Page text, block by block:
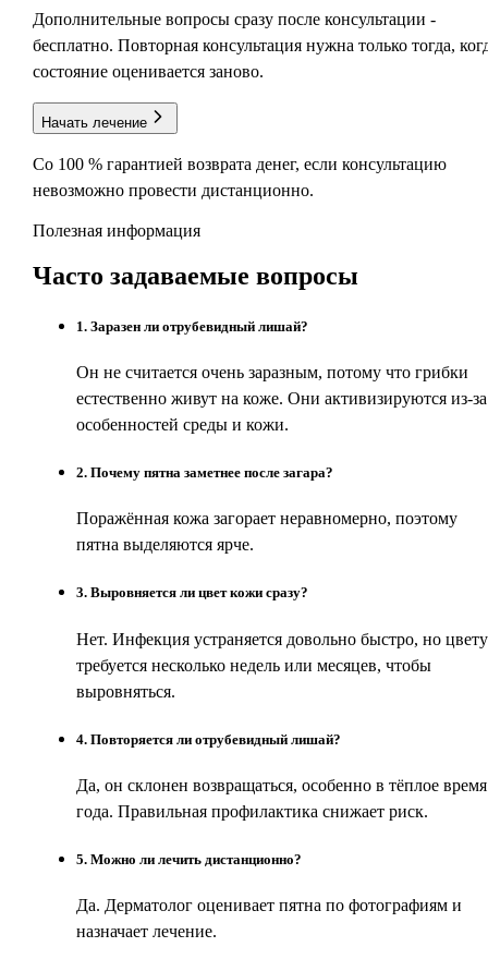
Дополнительные вопросы сразу после консультации -
бесплатно. Повторная консультация нужна только тогда,
состояние оценивается заново.
Начать лечение
Со 100 % гарантией возврата денег, если консультацию
невозможно провести дистанционно.
Полезная информация
Часто задаваемые вопросы
1. Заразен ли отрубевидный лишай?
Он не считается очень заразным, потому что грибки
естественно живут на коже. Они активизируются из-за
особенностей среды и кожи.
2. Почему пятна заметнее после загара?
Поражённая кожа загорает неравномерно, поэтому
пятна выделяются ярче.
3. Выровняется ли цвет кожи сразу?
Нет. Инфекция устраняется довольно быстро, но цвету
требуется несколько недель или месяцев, чтобы
выровняться.
4. Повторяется ли отрубевидный лишай?
Да, он склонен возвращаться, особенно в тёплое время
года. Правильная профилактика снижает риск.
5. Можно ли лечить дистанционно?
Да. Дерматолог оценивает пятна по фотографиям и
назначает лечение.